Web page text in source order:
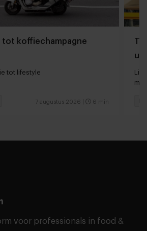
tot koffiechampagne
tot lifestyle
7 augustus 2026 6 min
voor professionals in food &